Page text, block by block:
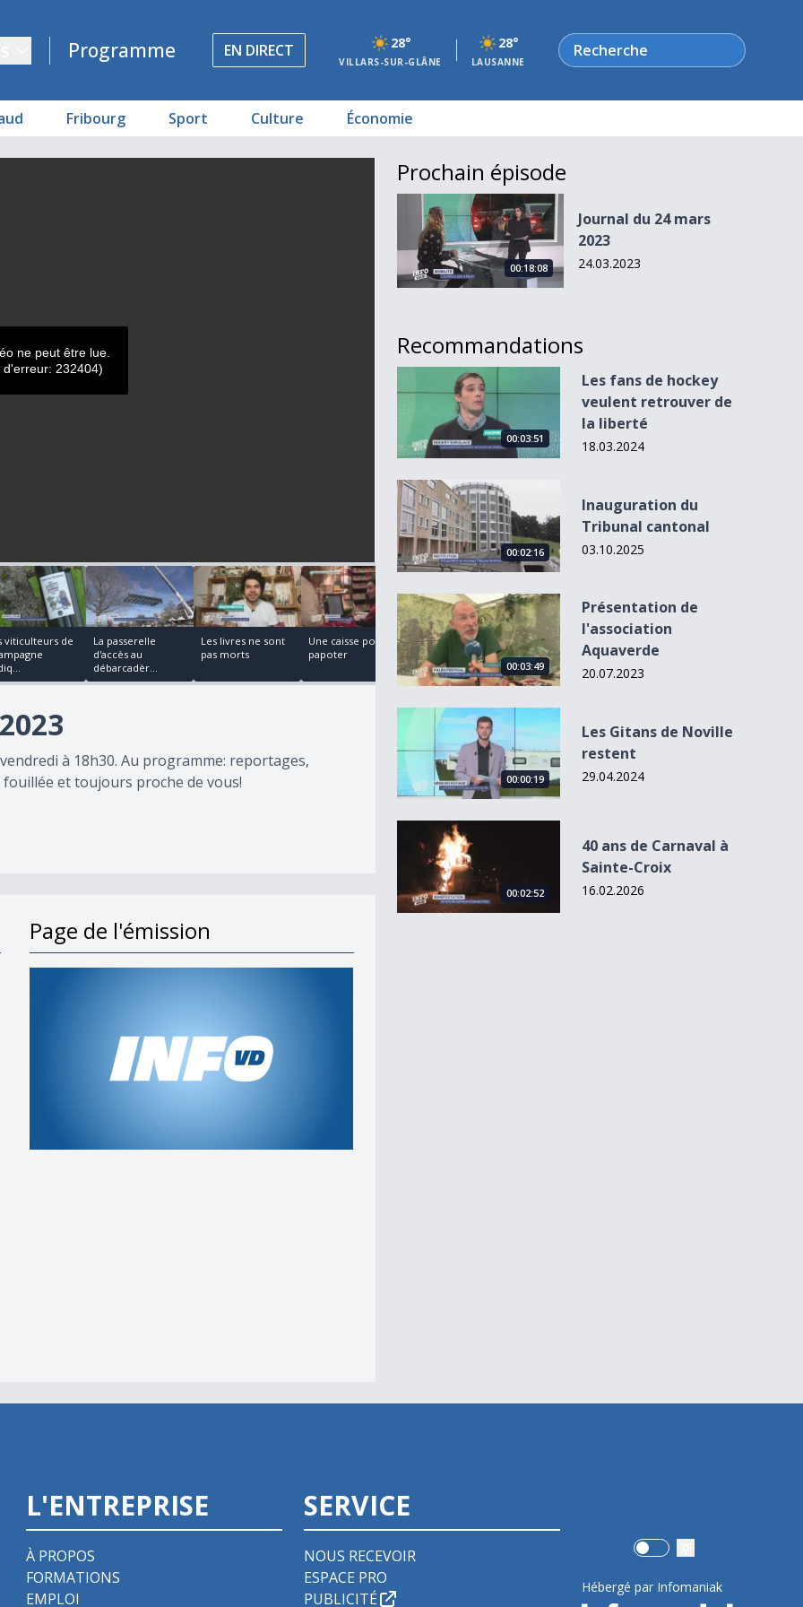
Programme EN DIRECT 28°
VILLARS-SUR-GLÂNE
28°
LAUSANNE
Rechercher
Fribourg Sport Culture Économie
ne peut être lue.
d'erreur: 232404)
viticulteurs de
La passerelle
d'accès au
débarcadèr...
Les livres ne sont
pas morts
Une caisse pour
papoter
00:03:22
NNAVY voit la vie
en couleur
à 18h30. Au programme: reportages,
et toujours proche de vous!
2027
Wind&quot;
Page de l'émission
Prochain épisode
Journal du 24 mars 2023
00:18:08
Journal du 24 mars
2023
24.03.2023
Recommandations
Les fans de hockey veulent retrouver de la liberté
00:03:51
Les fans de hockey
veulent retrouver de
la liberté
18.03.2024
Inauguration du Tribunal cantonal
00:02:16
Inauguration du
Tribunal cantonal
03.10.2025
Présentation de l&#039;association Aquaverde
00:03:49
Présentation de
l'association
Aquaverde
20.07.2023
Les Gitans de Noville restent
00:00:19
Les Gitans de Noville
restent
29.04.2024
40 ans de Carnaval à Sainte-Croix
00:02:52
40 ans de Carnaval à
Sainte-Croix
16.02.2026
L'ENTREPRISE
À PROPOS
FORMATIONS
EMPLOI
SERVICE
NOUS RECEVOIR
ESPACE PRO
PUBLICITÉ
Use setting
Hébergé par Infomaniak